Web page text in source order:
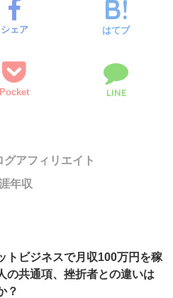
シェア はてブ
Pocket LINE
グアフィリエイト
年収
トビジネスで月収100万円を稼
の共通項、挫折者との違いは
？